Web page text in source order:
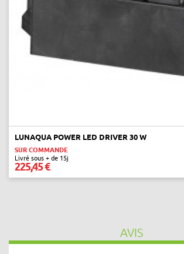
LUNAQUA POWER LED DRIVER 30 W
SUR COMMANDE
Livré sous + de 15j
225,45 €
AVIS